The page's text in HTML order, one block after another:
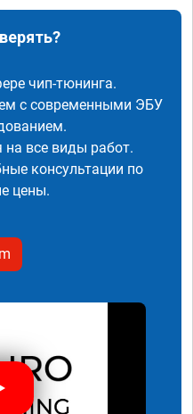
чип-тюнинга.
с современными ЭБУ
все виды работ.
консультации по
цены.